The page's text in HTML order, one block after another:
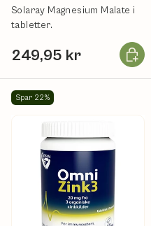
Solaray Magnesium Malate i
tabletter.
249,95 kr Læg i
Spar 22%